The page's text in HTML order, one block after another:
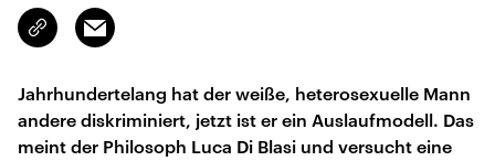
Link
kopieren/teilen
Email
Jahrhundertelang hat der weiße, heterosexuelle Mann
andere diskriminiert, jetzt ist er ein Auslaufmodell. Das
meint der Philosoph Luca Di Blasi und versucht eine